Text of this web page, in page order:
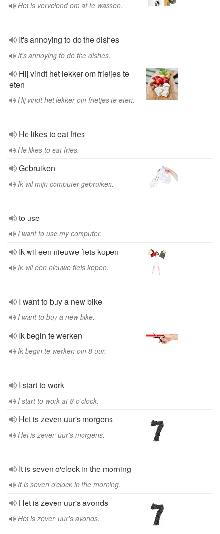
Het is vervelend om af te wassen.
It's annoying to do the dishes
It's annoying to do the dishes.
Hij vindt het lekker om frietjes te
eten
Hij vindt het lekker om frietjes te eten.
He likes to eat fries
He likes to eat fries.
Gebruiken
Ik wil mijn computer gebruiken.
to use
I want to use my computer.
Ik wil een nieuwe fiets kopen
Ik wil een nieuwe fiets kopen.
I want to buy a new bike
I want to buy a new bike.
Ik begin te werken
Ik begin te werken om 8 uur.
I start to work
I start to work at 8 o'clock.
Het is zeven uur's morgens
Het is zeven uur's morgens.
It is seven o'clock in the morning
It is seven o'clock in the morning.
Het is zeven uur's avonds
Het is zeven uur's avonds.